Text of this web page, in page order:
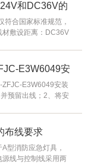
和DC36V的
符合国家标准规范，
材敷设距离：DC36V
E3W6049安
E3W6049安装
预留出线；2、将安
布线要求
型消防应急灯具，
线与控制线采用两